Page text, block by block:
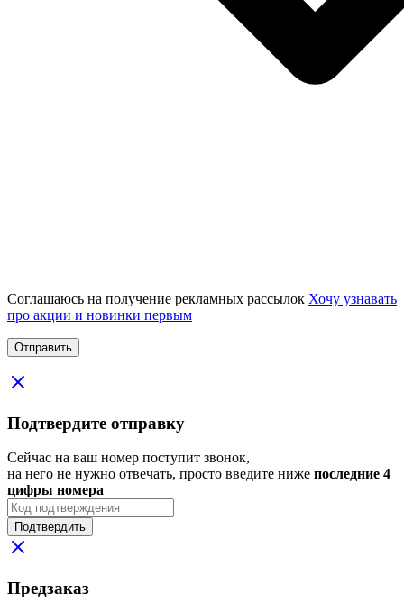
Соглашаюсь на получение рекламных рассылок Хочу узнавать
про акции и новинки первым
Подтвердите отправку
Сейчас на ваш номер поступит звонок,
на него не нужно отвечать, просто введите ниже последние 4
цифры номера
Подтвердить
Предзаказ